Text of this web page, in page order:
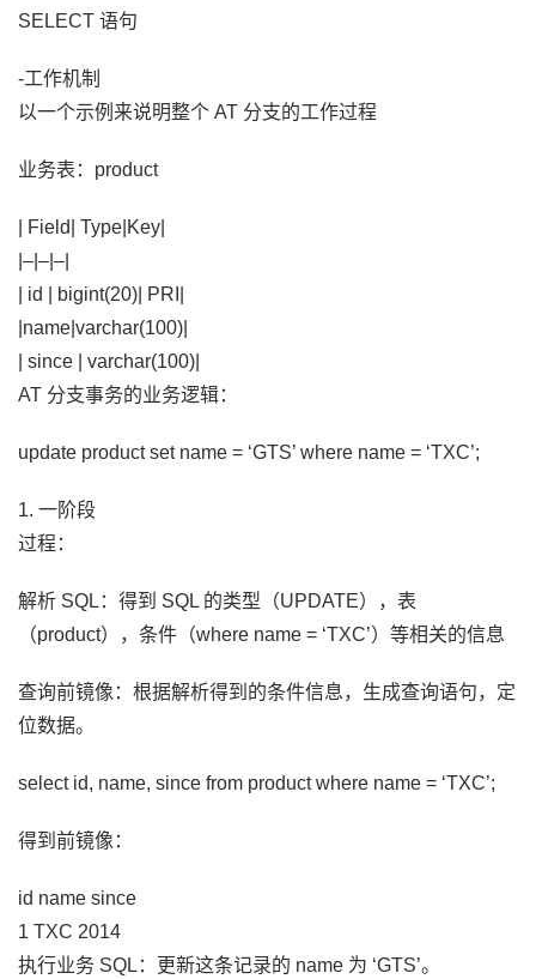
SELECT 语句
-工作机制
以一个示例来说明整个 AT 分支的工作过程
业务表：product
| Field| Type|Key|
|–|–|–|
| id | bigint(20)| PRI|
|name|varchar(100)|
| since | varchar(100)|
AT 分支事务的业务逻辑：
update product set name = ‘GTS’ where name = ‘TXC’;
1. 一阶段
过程：
解析 SQL：得到 SQL 的类型（UPDATE），表
（product），条件（where name = ‘TXC’）等相关的信息
查询前镜像：根据解析得到的条件信息，生成查询语句，定
位数据。
select id, name, since from product where name = ‘TXC’;
得到前镜像：
id name since
1 TXC 2014
执行业务 SQL：更新这条记录的 name 为 ‘GTS’。